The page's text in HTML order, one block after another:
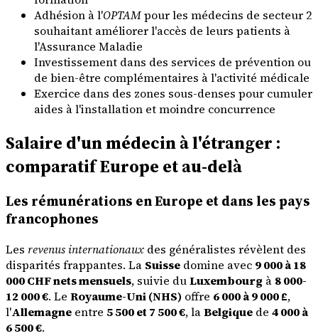
Adhésion à l'OPTAMpour les médecins de secteur 2
souhaitant améliorer l'accès de leurs patients à
l'Assurance Maladie
Investissement dans des services de prévention ou
de bien-être complémentaires à l'activité médicale
Exercice dans des zones sous-denses pour cumuler
aides à l'installation et moindre concurrence
Salaire d'un médecin à l'étranger :
comparatif Europe et au-delà
Les rémunérations en Europe et dans les pays
francophones
Les revenus internationaux des généralistes révèlent des
disparités frappantes. La Suisse domine avec 9 000 à 18
000 CHF nets mensuels, suivie duLuxembourg à 8 000-
12 000 €. Le Royaume-Uni (NHS) offre 6 000 à 9 000 £,
l'Allemagne entre 5 500 et 7 500 €, laBelgique de 4 000 à
6 500 €.